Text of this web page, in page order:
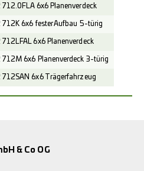
712.0FLA 6x6 Planenverdeck
712K 6x6 fester Aufbau 5-türig
712LFAL 6x6 Planenverdeck
712M 6x6 Planenverdeck 3-türig
712SAN 6x6 Trägerfahrzeug
& Co OG